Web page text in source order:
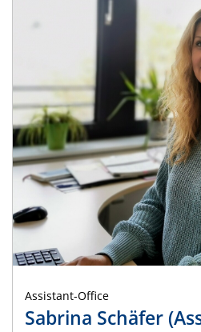
Assistant-Office
Sabrina Schäfer